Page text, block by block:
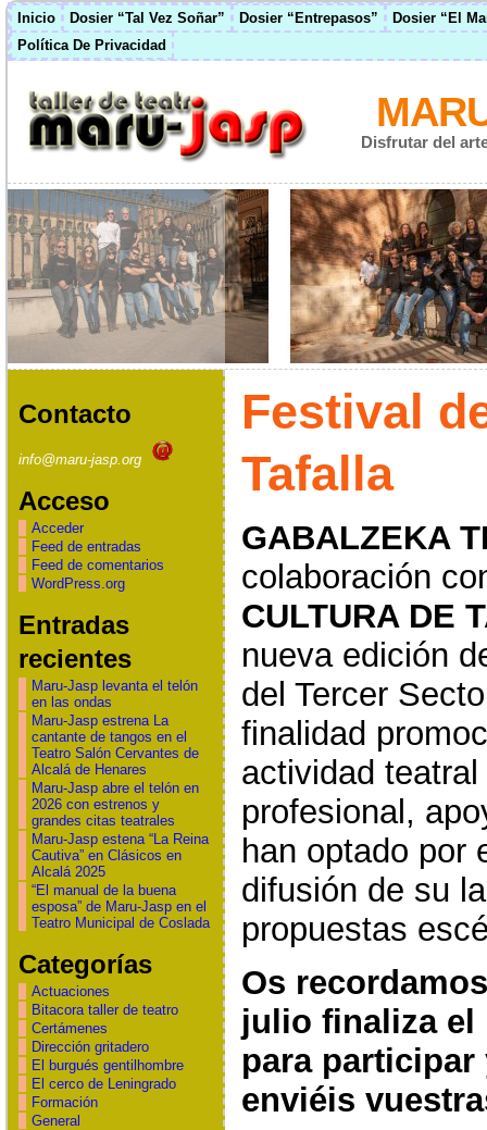
Inicio Dosier “Tal Vez Soñar” Dosier “Entrepasos”
Dosier “El
Política De Privacidad
Disfrutar del
Contacto
info@maru-jasp.org
Acceso
Acceder
Feed de entradas
Feed de comentarios
WordPress.org
Entradas
recientes
Maru-Jasp levanta el telón
en las ondas
Maru-Jasp estrena La
cantante de tangos en el
Teatro Salón Cervantes de
Alcalá de Henares
Maru-Jasp abre el telón en
2026 con estrenos y
grandes citas teatrales
Maru-Jasp estena “La Reina
Cautiva” en Clásicos en
Alcalá 2025
“El manual de la buena
esposa” de Maru-Jasp en el
Teatro Municipal de Coslada
Categorías
Actuaciones
Bitacora taller de teatro
Certámenes
Dirección gritadero
El burgués gentilhombre
El cerco de Leningrado
Formación
General
Festival
Tafalla
GABALZEKA
colaboración
CULTURA DE
nueva edición
del Tercer
finalidad
actividad
profesional,
han optado por
difusión de su
propuestas
Os
julio finaliza el
para
enviéis